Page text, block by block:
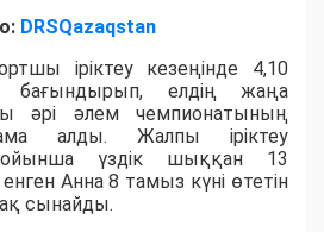
DRSQazaqstan
іріктеу кезеңінде 4,10
бағындырып, елдің жаңа
әрі әлем чемпионатының
алды. Жалпы іріктеу
үздік шыққан 13
Анна 8 тамыз күні өтетін
сынайды.